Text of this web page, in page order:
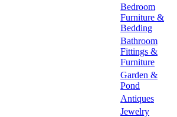
Bedroom
Furniture &
Bedding
Bathroom
Fittings &
Furniture
Garden &
Pond
Antiques
Jewelry